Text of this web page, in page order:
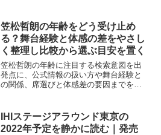
かりに鑑賞の目安を示します。
笠松哲朗の年齢をどう受け止め
る？舞台経験と体感の差をやさし
く整理し比較から選ぶ目安を置く
笠松哲朗の年齢に注目する検索意図を出
発点に、公式情報の扱い方や舞台経験と
の関係、席選びと体感差の要因までを中
します。
IHIステージアラウンド東京の
2022年予定を静かに読む｜発売